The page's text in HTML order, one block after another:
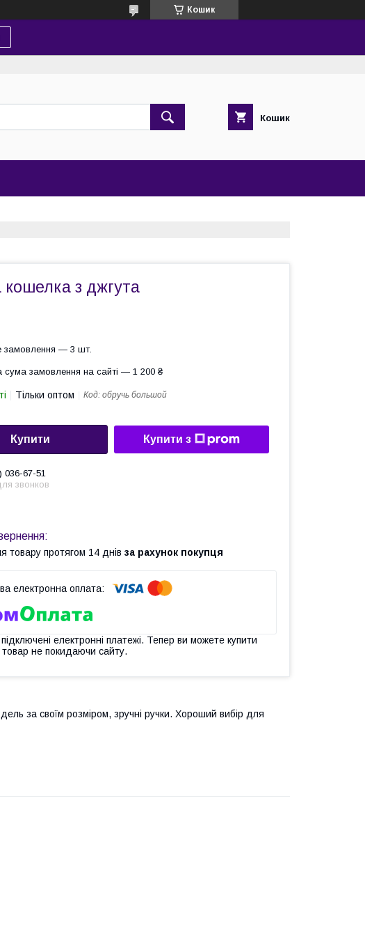
Кошик
Кошик
з джгута
замовлення — 3 шт.
сума замовлення на сайті — 1 200 ₴
Тільки оптом Код: обручь большой
Купити Купити з
036-67-51
звонков
товару протягом 14 днів за рахунок покупця
підключені електронні платежі. Тепер ви можете купити
не покидаючи сайту.
за своїм розміром, зручні ручки. Хороший вибір для